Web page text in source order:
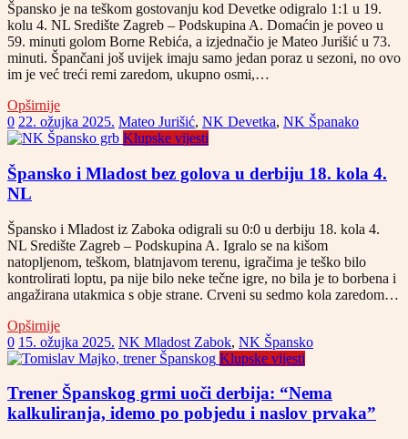
Špansko je na teškom gostovanju kod Devetke odigralo 1:1 u 19.
kolu 4. NL Središte Zagreb – Podskupina A. Domaćin je poveo u
59. minuti golom Borne Rebića, a izjednačio je Mateo Jurišić u 73.
minuti. Špančani još uvijek imaju samo jedan poraz u sezoni, no ovo
im je već treći remi zaredom, ukupno osmi,…
Opširnije
0 22. ožujka 2025. Mateo Jurišić, NK Devetka, NK Španako
Klupske vijesti
Špansko i Mladost bez golova u derbiju 18. kola 4.
NL
Špansko i Mladost iz Zaboka odigrali su 0:0 u derbiju 18. kola 4.
NL Središte Zagreb – Podskupina A. Igralo se na kišom
natopljenom, teškom, blatnjavom terenu, igračima je teško bilo
kontrolirati loptu, pa nije bilo neke tečne igre, no bila je to borbena i
angažirana utakmica s obje strane. Crveni su sedmo kola zaredom…
Opširnije
0 15. ožujka 2025. NK Mladost Zabok, NK Špansko
Klupske vijesti
Trener Španskog grmi uoči derbija: “Nema
kalkuliranja, idemo po pobjedu i naslov prvaka”